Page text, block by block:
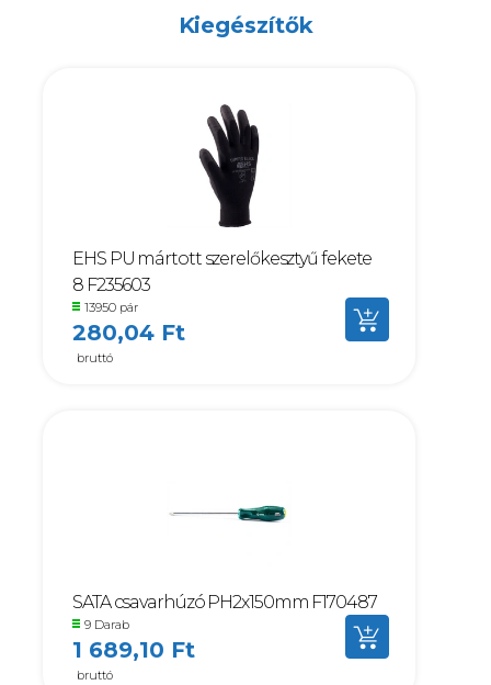
Kiegészítők
EHS PU mártott szerelőkesztyű fekete
8 F235603
13950 pár
280,04 Ft
bruttó
SATA csavarhúzó PH2x150mm F170487
9 Darab
1 689,10 Ft
bruttó